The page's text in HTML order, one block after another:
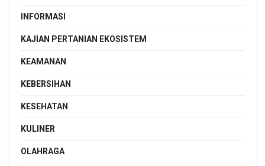
INFORMASI
KAJIAN PERTANIAN EKOSISTEM
KEAMANAN
KEBERSIHAN
KESEHATAN
KULINER
OLAHRAGA